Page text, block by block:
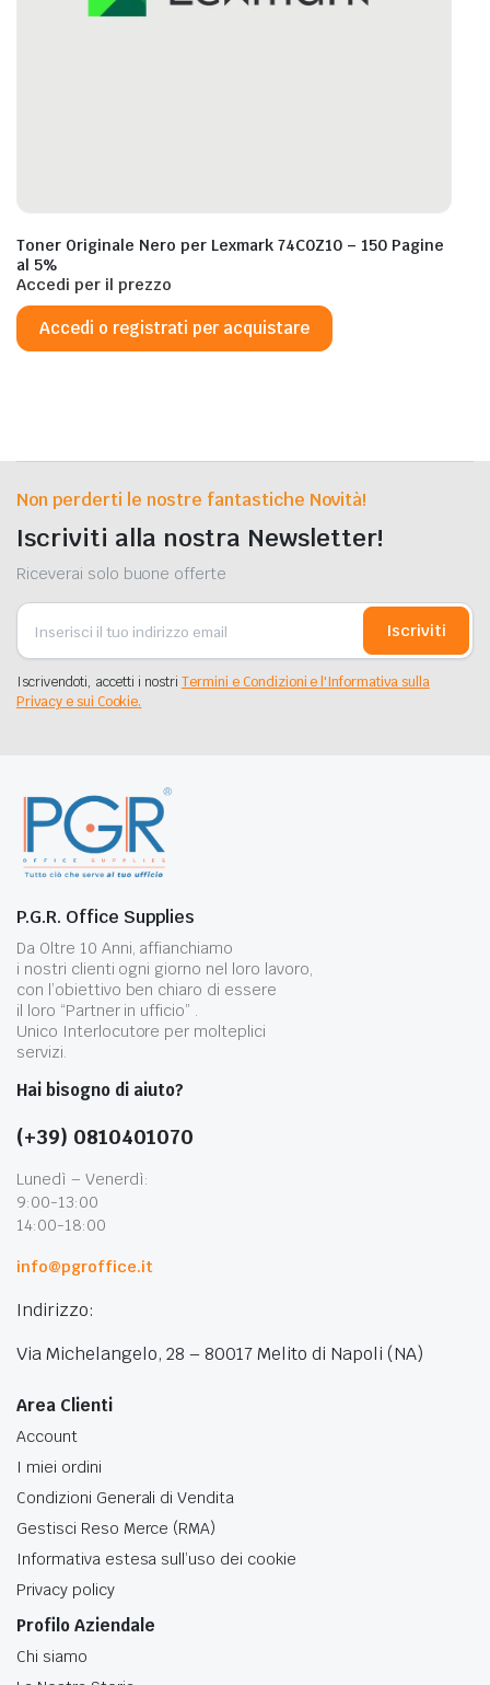
Toner Originale Nero per Lexmark 74C0Z10 – 150 Pagine
al 5%
Accedi per il prezzo
Accedi o registrati per acquistare
Non perderti le nostre fantastiche Novità!
Iscriviti alla nostra Newsletter!
Riceverai solo buone offerte
Iscriviti
Iscrivendoti, accetti i nostriTermini e Condizioni e l'Informativa sulla
Privacy e sui Cookie.
P.G.R. Office Supplies
Da Oltre 10 Anni, affianchiamo
i nostri clienti ogni giorno nel loro lavoro,
con l’obiettivo ben chiaro di essere
il loro “Partner in ufficio” .
Unico Interlocutore per molteplici
servizi.
Hai bisogno di aiuto?
(+39) 0810401070
Lunedì – Venerdì:
9:00-13:00
14:00-18:00
info@pgroffice.it
Indirizzo:
Via Michelangelo, 28 – 80017 Melito di Napoli (NA)
Area Clienti
Account
I miei ordini
Condizioni Generali di Vendita
Gestisci Reso Merce (RMA)
Informativa estesa sull’uso dei cookie
Privacy policy
Profilo Aziendale
Chi siamo